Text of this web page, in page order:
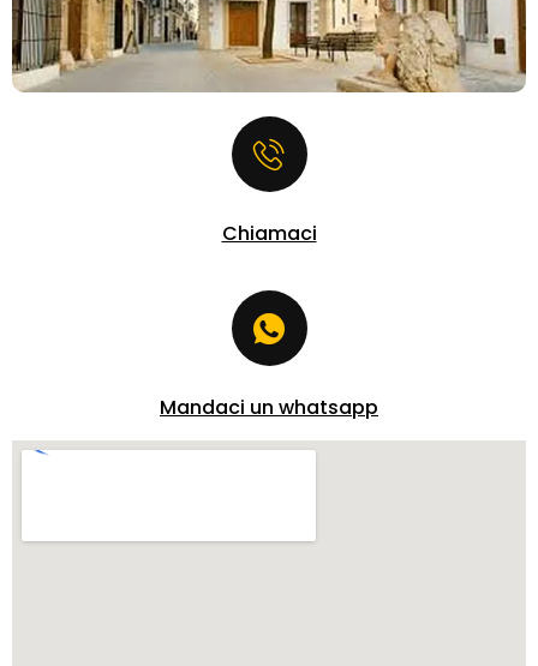
Chiamaci
Mandaci un whatsapp